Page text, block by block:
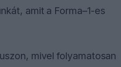
amit a Forma–1-es
mivel folyamatosan